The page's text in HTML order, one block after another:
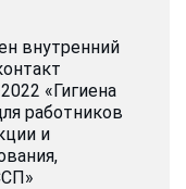
внутренний
«Гигиена
работников
и